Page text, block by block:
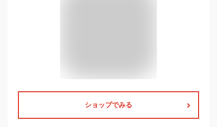
ショップでみる